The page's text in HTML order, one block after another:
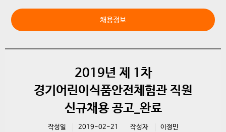
채용정보
2019년 제 1차
경기어린이식품안전체험관 직원
신규채용 공고_완료
작성일 2019-02-21 작성자 이정민